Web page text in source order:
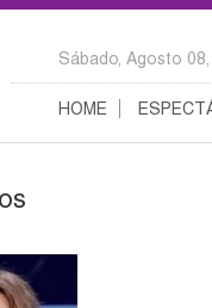
Sábado, Agosto
HOME